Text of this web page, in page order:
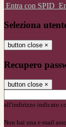
Entra con SPID
Seleziona
button close ×
Recupero
button close ×
all'indirizzo indicato
Non hai una e-mail